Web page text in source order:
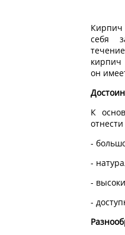
Кирпич
себя
он
К
отнести
-
-
-
-